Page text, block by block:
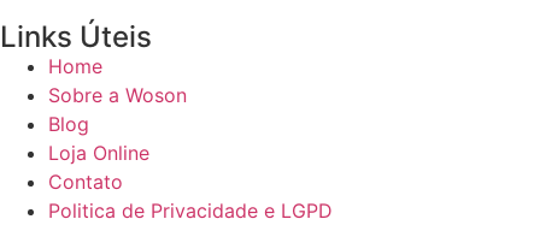
Links Úteis
Home
Sobre a Woson
Blog
Loja Online
Contato
Politica de Privacidade e LGPD